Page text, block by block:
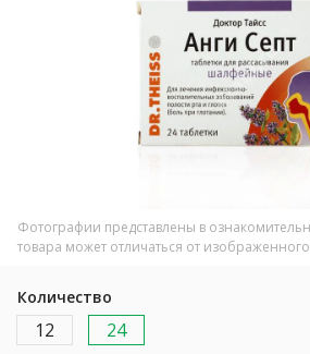
Фотографии представлены в
товара может отличаться от
Количество
12 24